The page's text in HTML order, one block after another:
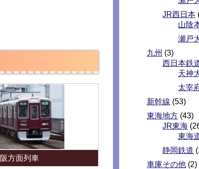
方面列車
JR西日本
山陰
瀬戸
九州 (3)
西日本鉄
天神
太宰
新幹線 (53)
東海地方 (43)
JR東海
東海
静岡鉄道
車庫その他 (2)